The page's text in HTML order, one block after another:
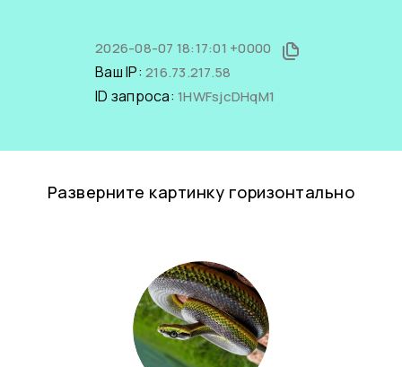
2026-08-07 18:17:01 +0000
Ваш IP: 216.73.217.58
ID запроса: 1HWFsjcDHqM1
Разверните картинку горизонтально